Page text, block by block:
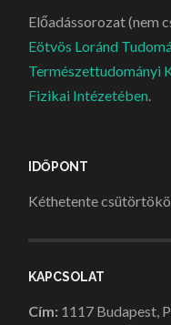
Előadássorozat (nem
Eötvös Loránd
Természettudományi
Fizikai Intézetében.
IDŐPONT
Kéthetente
KAPCSOLAT
Cím: 1117 Budapest,